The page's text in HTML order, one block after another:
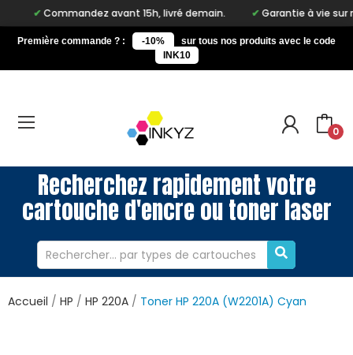
Commandez avant 15h, livré demain. Garantie à vie sur notre
Première commande ? : -10%
sur tous nos produits avec le code
INK10
0
Recherchez rapidement votre
cartouche d'encre ou toner laser
Accueil HP HP 220A Toner HP 220A (W2201A) Cyan